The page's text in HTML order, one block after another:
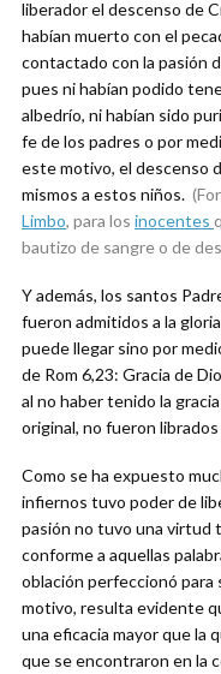
liberador el descenso de
habían muerto con el
contactado con la pasión
pues ni habían podido
albedrío, ni habían sido
fe de los padres o por
este motivo, el descenso
mismos a estos niños.
Limbo, para los inocentes
bautizo de sangre o de
Y además, los santos
fueron admitidos a la
puede llegar sino por
de Rom 6,23: Gracia de
al no haber tenido la
original, no fueron
Como se ha expuesto
infiernos tuvo poder de
pasión no tuvo una virtud
conforme a aquellas
oblación perfeccionó para
motivo, resulta evidente
una eficacia mayor que la
que se encontraron en la